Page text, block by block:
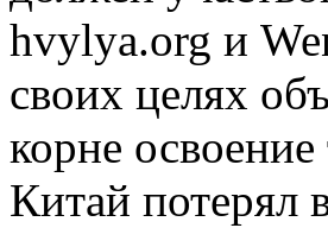
hvylya.org и
своих целях
корне
Китай потерял